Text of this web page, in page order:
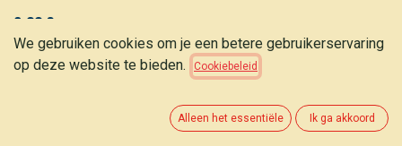
3,80 €
TOEVOEGEN AAN WINKELMANDJE
We gebruiken cookies om je een betere gebruikerservaring
op deze website te bieden.
Cookiebeleid
Alleen het essentiële Ik ga akkoord